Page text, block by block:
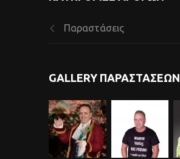
Παραστάσεις
GALLERY ΠΑΡΑΣΤΆΣΕΩΝ